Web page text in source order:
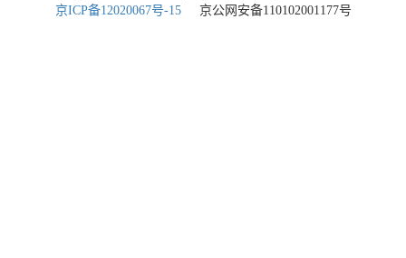
京ICP备12020067号-15
京公网安备110102001177号